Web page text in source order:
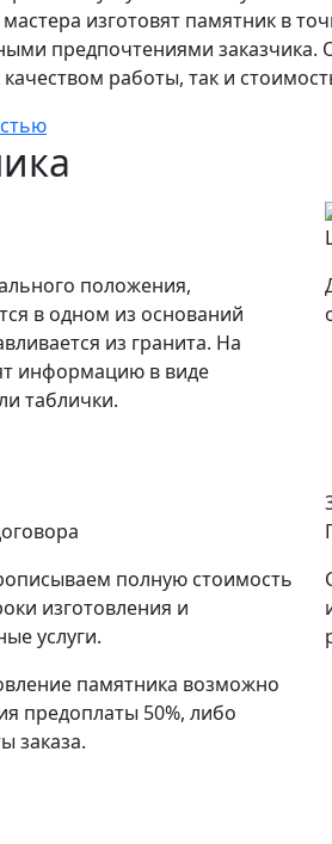
изготовят памятник в
предпочтениями заказчика.
работы, так и
положения,
в одном из оснований
из гранита. На
информацию в виде
таблички.
полную стоимость
изготовления и
услуги.
памятника возможно
предоплаты 50%, либо
заказа.